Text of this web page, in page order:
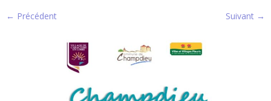
← Précédent Suivant →